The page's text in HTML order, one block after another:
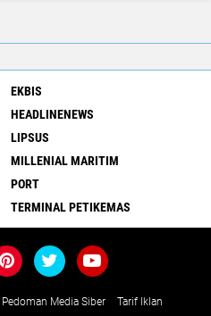
EKBIS
HEADLINENEWS
LIPSUS
MILLENIAL MARITIM
PORT
TERMINAL PETIKEMAS
Pedoman Media Siber Tarif Iklan